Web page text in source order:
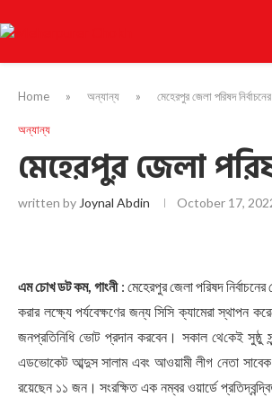
Home » অন্যান্য » মেহেরপুর জেলা পরিষদ
অন্যান্য
মেহেরপুর জেলা
written by Joynal Abdin October 17,
এম চোখ ডট কম, গাংনী: মেহেরপুর জেলা পরিষদ
করার লক্ষ্যে পর্যবেক্ষণের জন্য সিসি ক্যামেরা স্থাপন
জনপ্রতিনিধি ভোট প্রদান করবেন। সকাল থে‌কেই সুষ্ঠু
এডভোকেট আব্দুস সালাম এবং আওয়ামী লীগ নেতা সাবেক
রয়েছেন ১১ জন। সংরক্ষিত এক নম্বর ওয়ার্ডে